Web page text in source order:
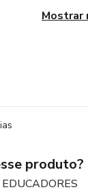
✔️ CAIXA
Suas
Mostrar
produto?